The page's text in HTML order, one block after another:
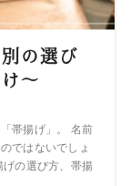
の選び
～
帯揚げ」。 名前
ではないでしょ
げの選び方、帯揚